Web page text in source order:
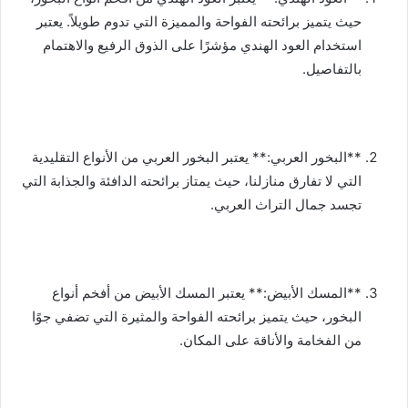
حيث يتميز برائحته الفواحة والمميزة التي تدوم طويلاً. يعتبر
استخدام العود الهندي مؤشرًا على الذوق الرفيع والاهتمام
بالتفاصيل.
**البخور العربي:** يعتبر البخور العربي من الأنواع التقليدية
التي لا تفارق منازلنا، حيث يمتاز برائحته الدافئة والجذابة التي
تجسد جمال التراث العربي.
**المسك الأبيض:** يعتبر المسك الأبيض من أفخم أنواع
البخور، حيث يتميز برائحته الفواحة والمثيرة التي تضفي جوًا
من الفخامة والأناقة على المكان.